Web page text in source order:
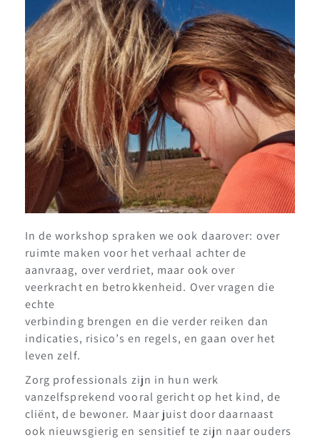
In de workshop spraken we ook daarover: over
ruimte maken voor het verhaal achter de
aanvraag, over verdriet, maar ook over
veerkracht en betrokkenheid. Over vragen die
echte
verbinding brengen en die verder reiken dan
indicaties, risico’s en regels, en gaan over het
leven zelf.
Zorg professionals zijn in hun werk
vanzelfsprekend vooral gericht op het kind, de
cliënt, de bewoner. Maar juist door daarnaast
ook nieuwsgierig en sensitief te zijn naar ouders